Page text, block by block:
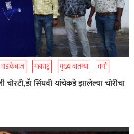
धडाकेबाज महाराष्ट्र मुख्य बातम्या वर्धा
चोरटी,डॅा सिंघवी यांचेकडे झालेल्या चोरीचा